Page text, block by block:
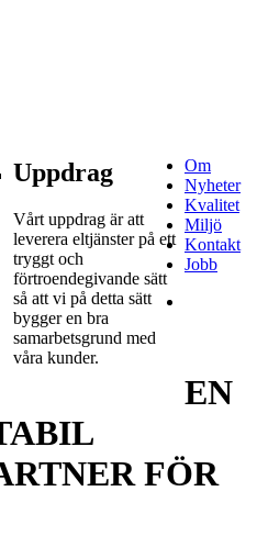
Uppdrag
Vårt uppdrag är att
leverera eltjänster på ett
tryggt och
förtroendegivande sätt
så att vi på detta sätt
bygger en bra
samarbetsgrund med
våra kunder.
Om
Nyheter
Kvalitet
Miljö
Kontakt
Jobb
EN
FÖR